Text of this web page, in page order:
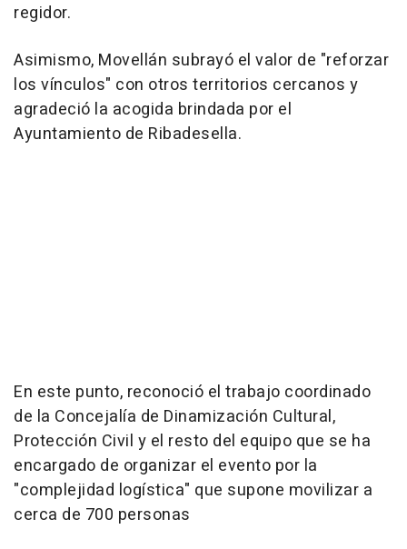
regidor.
Asimismo, Movellán subrayó el valor de "reforzar
los vínculos" con otros territorios cercanos y
agradeció la acogida brindada por el
Ayuntamiento de Ribadesella.
En este punto, reconoció el trabajo coordinado
de la Concejalía de Dinamización Cultural,
Protección Civil y el resto del equipo que se ha
encargado de organizar el evento por la
"complejidad logística" que supone movilizar a
cerca de 700 personas